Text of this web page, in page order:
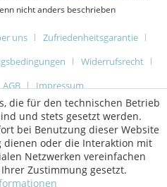
nicht anders beschrieben
uns
Zufriedenheitsgarantie
Widerrufsrecht
AGB Impressum
die für den technischen Betrieb
und stets gesetzt werden.
bei Benutzung dieser Website
oder die Interaktion mit
Netzwerken vereinfachen
Zustimmung gesetzt.